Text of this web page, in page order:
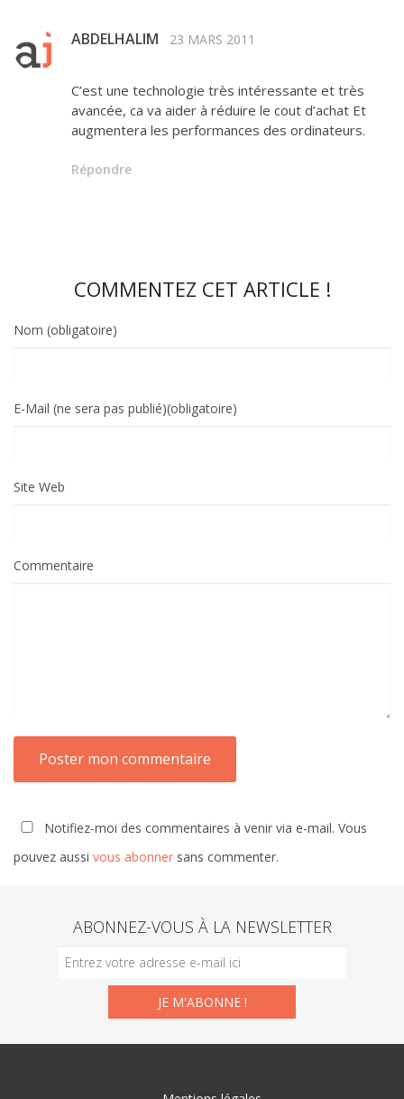
ABDELHALIM 23 MARS 2011
C’est une technologie très intéressante et très
avancée, ca va aider à réduire le cout d’achat Et
augmentera les performances des ordinateurs.
Répondre
COMMENTEZ CET ARTICLE !
Nom (obligatoire)
E-Mail (ne sera pas publié)(obligatoire)
Site Web
Commentaire
Notifiez-moi des commentaires à venir via e-mail. Vous
pouvez aussi vous abonner sans commenter.
ABONNEZ-VOUS À LA NEWSLETTER